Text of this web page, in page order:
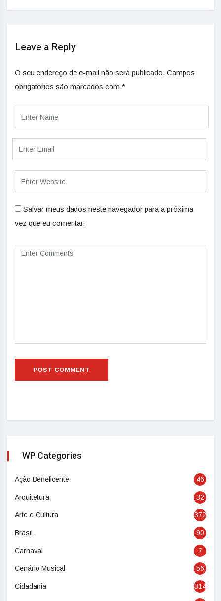
Leave a Reply
O seu endereço de e-mail não será publicado. Campos
obrigatórios são marcados com *
Salvar meus dados neste navegador para a próxima
vez que eu comentar.
WP Categories
Ação Beneficente 46
Arquitetura 32
Arte e Cultura 372
Brasil 90
Carnaval 7
Cenário Musical 56
Cidadania 314